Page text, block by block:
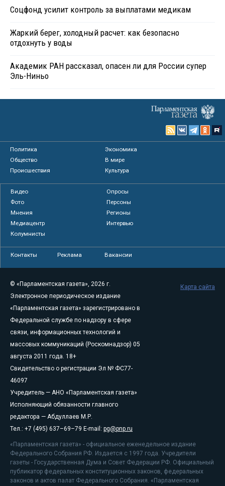
Соцфонд усилит контроль за выплатами медикам
Жаркий берег, холодный расчет: как безопасно
отдохнуть у воды
Академик РАН рассказал, опасен ли для России супер
Эль-Ниньо
Политика
Экономика
Общество
В мире
Происшествия
Культура
Видео
Опросы
Фото
Персоны
Мнения
Регионы
Медиацентр
Интервью
Колумнисты
Контакты Реклама Вакансии
© «Парламентская газета», 2026 г.
Электронное периодическое издание
«Парламентская газета» зарегистрировано в
Федеральной службе по надзору в сфере
связи, информационных технологий и
массовых коммуникаций (Роскомнадзор) 05
августа 2011 года. 18+
Свидетельство о регистрации Эл № ФС77-
46097
Учредитель — АНО «Парламентская газета»
Исполняющий обязанности главного
редактора — Абдуллаев М.Р.
Тел.: +7 (495) 637–69–79 E-mail: pg@pnp.ru
«Парламентская газета» - официальное еженедельное издание
Федерального Собрания РФ. Издается с 1997 года. Учредители
газеты - Государственная Дума и Совет Федерации РФ. Официальный
публикатор федеральных конституционных законов, федеральных
законов и актов палат Федерального Собрания. «Парламентская
Карта сайта